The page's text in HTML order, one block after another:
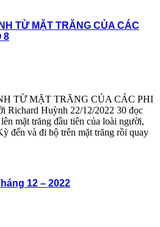
TỪ MẶT TRĂNG CỦA CÁC
8
TỪ MẶT TRĂNG CỦA CÁC PHI
Huỳnh 22/12/2022 30 đọc
mặt trăng đầu tiên của loài người,
đến và đi bộ trên mặt trăng rồi quay
12 – 2022